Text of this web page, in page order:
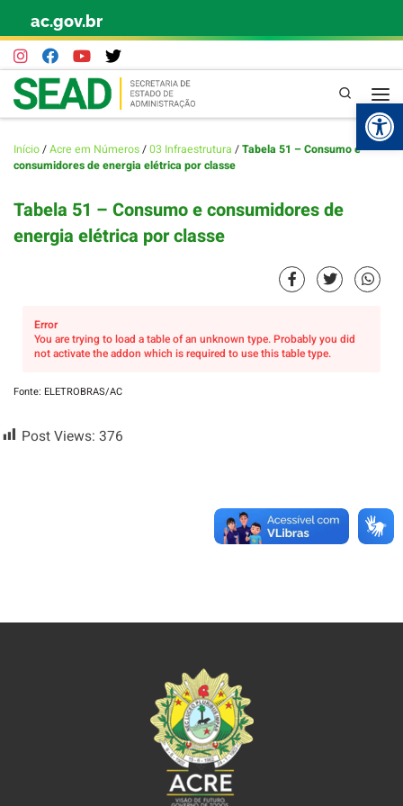
Skip to content
ac.gov.br
Pesquisa
Início/Acre em Números/03 Infraestrutura /Tabela 51 – Consumo e
consumidores de energia elétrica por classe
Tabela 51 – Consumo e consumidores de
energia elétrica por classe
Error
You are trying to load a table of an unknown type. Probably you did
not activate the addon which is required to use this table type.
Fonte: ELETROBRAS/AC
Post Views: 376